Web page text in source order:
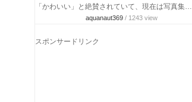
「かわいい」と絶賛されていて、現在は写真集…
aquanaut369 / 1243 view
スポンサードリンク